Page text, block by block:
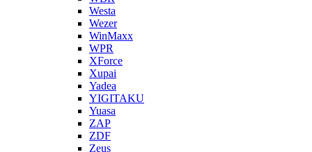
Westa
Wezer
WinMaxx
WPR
XForce
Xupai
Yadea
YIGITAKU
Yuasa
ZAP
ZDF
Zeus